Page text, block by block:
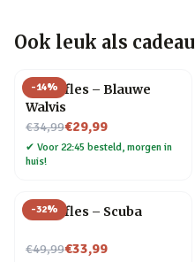
Ook leuk als cadeau
-14%
Waterfles – Blauwe
Walvis
€34,99
Nu voor€29,99
✔ Voor 22:45 besteld, morgen in
huis!
-32%
Waterfles – Scuba
€49,99
Nu voor€33,99